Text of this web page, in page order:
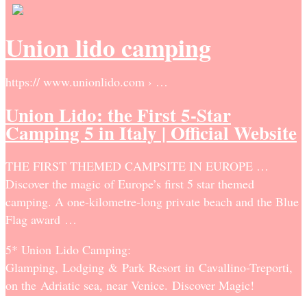
Union lido camping
https:// www.unionlido.com › …
Union Lido: the First 5-Star
Camping 5 in Italy | Official Website
THE FIRST THEMED CAMPSITE IN EUROPE …
Discover the magic of Europe’s first 5 star themed
camping. A one-kilometre-long private beach and the Blue
Flag award …
5* Union Lido Camping:
Glamping, Lodging & Park Resort in Cavallino-Treporti,
on the Adriatic sea, near Venice. Discover Magic!